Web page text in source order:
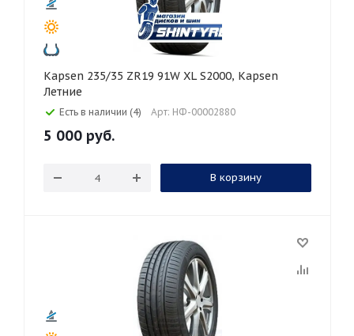
Kapsen 235/35 ZR19 91W XL S2000, Kapsen
Летние
Есть в наличии (4) Арт: НФ-00002880
5 000 руб.
В корзину